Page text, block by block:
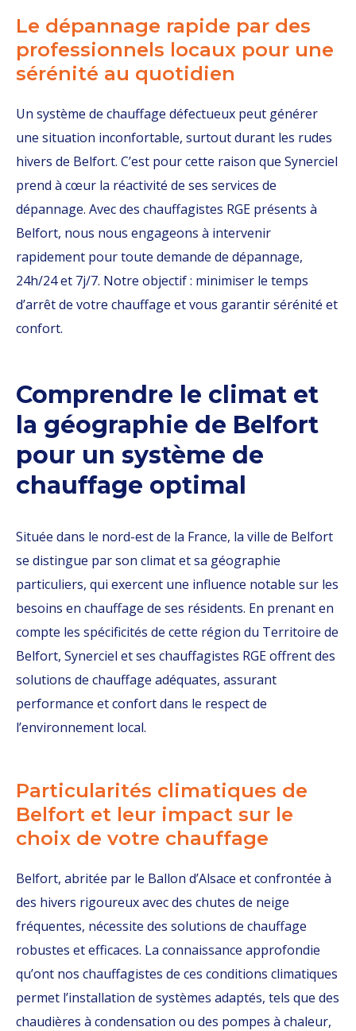
Le dépannage rapide par des
professionnels locaux pour une
sérénité au quotidien
Un système de chauffage défectueux peut générer
une situation inconfortable, surtout durant les rudes
hivers de Belfort. C’est pour cette raison que Synerciel
prend à cœur la réactivité de ses services de
dépannage. Avec des chauffagistes RGE présents à
Belfort, nous nous engageons à intervenir
rapidement pour toute demande de dépannage,
24h/24 et 7j/7. Notre objectif : minimiser le temps
d’arrêt de votre chauffage et vous garantir sérénité et
confort.
Comprendre le climat et
la géographie de Belfort
pour un système de
chauffage optimal
Située dans le nord-est de la France, la ville de Belfort
se distingue par son climat et sa géographie
particuliers, qui exercent une influence notable sur les
besoins en chauffage de ses résidents. En prenant en
compte les spécificités de cette région du Territoire de
Belfort, Synerciel et ses chauffagistes RGE offrent des
solutions de chauffage adéquates, assurant
performance et confort dans le respect de
l’environnement local.
Particularités climatiques de
Belfort et leur impact sur le
choix de votre chauffage
Belfort, abritée par le Ballon d’Alsace et confrontée à
des hivers rigoureux avec des chutes de neige
fréquentes, nécessite des solutions de chauffage
robustes et efficaces. La connaissance approfondie
qu’ont nos chauffagistes de ces conditions climatiques
permet l’installation de systèmes adaptés, tels que des
chaudières à condensation ou des pompes à chaleur,